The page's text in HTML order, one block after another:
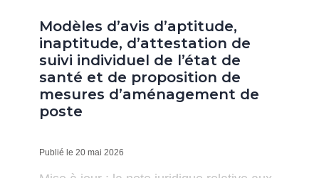
Modèles d’avis d’aptitude,
inaptitude, d’attestation de
suivi individuel de l’état de
santé et de proposition de
mesures d’aménagement de
poste
Publié le 20 mai 2026